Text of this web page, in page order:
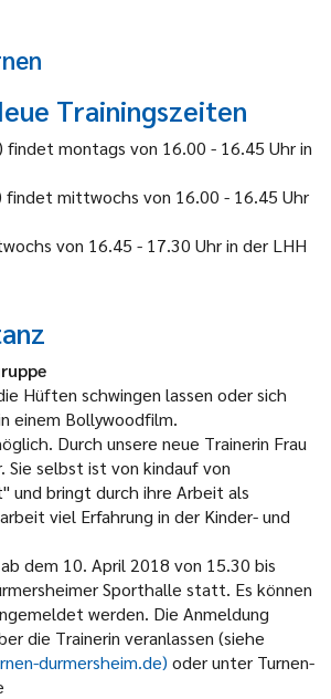
Trainingszeiten
montags von 16.00 - 16.45 Uhr in
findet mittwochs von 16.00 - 16.45 Uhr
von 16.45 - 17.30 Uhr in der LHH
Hüften schwingen lassen oder sich
einem Bollywoodfilm.
Durch unsere neue Trainerin Frau
Sie selbst ist von kindauf von
und bringt durch ihre Arbeit als
viel Erfahrung in der Kinder- und
dem 10. April 2018 von 15.30 bis
Sporthalle statt. Es können
werden. Die Anmeldung
die Trainerin veranlassen (siehe
durmersheim.de) oder unter Turnen-